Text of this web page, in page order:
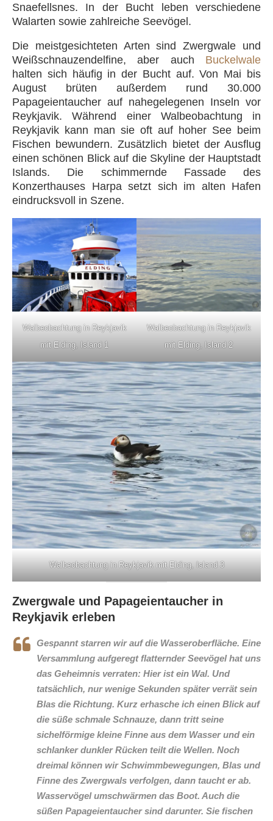
Snaefellsnes. In der Bucht leben verschiedene
Walarten sowie zahlreiche Seevögel.
Die meistgesichteten Arten sind Zwergwale und
Weißschnauzendelfine, aber auch Buckelwale
halten sich häufig in der Bucht auf. Von Mai bis
August brüten außerdem rund 30.000
Papageientaucher auf nahegelegenen Inseln vor
Reykjavik. Während einer Walbeobachtung in
Reykjavik kann man sie oft auf hoher See beim
Fischen bewundern. Zusätzlich bietet der Ausflug
einen schönen Blick auf die Skyline der Hauptstadt
Islands. Die schimmernde Fassade des
Konzerthauses Harpa setzt sich im alten Hafen
eindrucksvoll in Szene.
Walbeobachtung in Reykjavik
mit Elding, Island 1
Walbeobachtung in Reykjavik
mit Elding, Island 2
Walbeobachtung in Reykjavik mit Elding, Island 3
Zwergwale und Papageientaucher in
Reykjavik erleben
Gespannt starren wir auf die Wasseroberfläche. Eine
Versammlung aufgeregt flatternder Seevögel hat uns
das Geheimnis verraten: Hier ist ein Wal. Und
tatsächlich, nur wenige Sekunden später verrät sein
Blas die Richtung. Kurz erhasche ich einen Blick auf
die süße schmale Schnauze, dann tritt seine
sichelförmige kleine Finne aus dem Wasser und ein
schlanker dunkler Rücken teilt die Wellen. Noch
dreimal können wir Schwimmbewegungen, Blas und
Finne des Zwergwals verfolgen, dann taucht er ab.
Wasservögel umschwärmen das Boot. Auch die
süßen Papageientaucher sind darunter. Sie fischen